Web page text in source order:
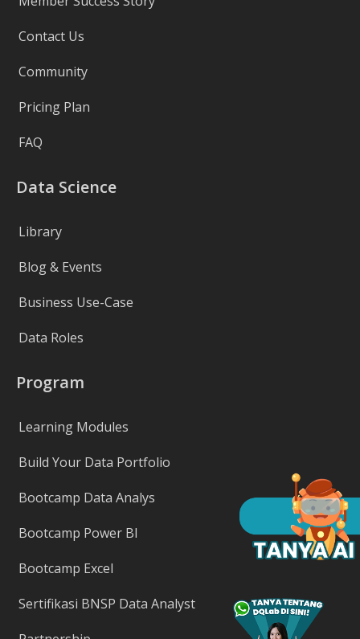
Contact Us
Community
Pricing Plan
FAQ
Data Science
Library
Blog & Events
Business Use-Case
Data Roles
Program
Learning Modules
Build Your Data Portfolio
Bootcamp Data Analys
Bootcamp Power BI
Bootcamp Excel
Sertifikasi BNSP Data Analyst